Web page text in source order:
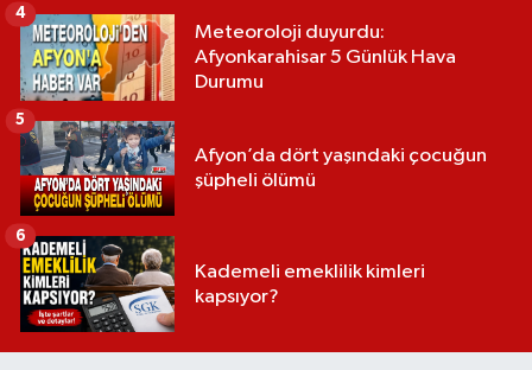
Meteoroloji duyurdu:
Afyonkarahisar 5 Günlük Hava
Durumu
4
Afyon’da dört yaşındaki çocuğun
şüpheli ölümü
5
Kademeli emeklilik kimleri
kapsıyor?
6